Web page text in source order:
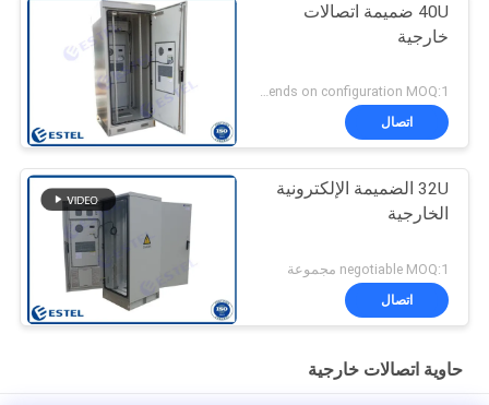
40U ضميمة اتصالات
خارجية
Depends on configuration MOQ:1 مجموعة
اتصال
32U الضميمة الإلكترونية
الخارجية
negotiable MOQ:1 مجموعة
اتصال
حاوية اتصالات خارجية